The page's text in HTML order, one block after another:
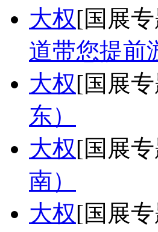
大权[国展
道带您提前
大权[国展
东）
大权[国展
南）
大权[国展